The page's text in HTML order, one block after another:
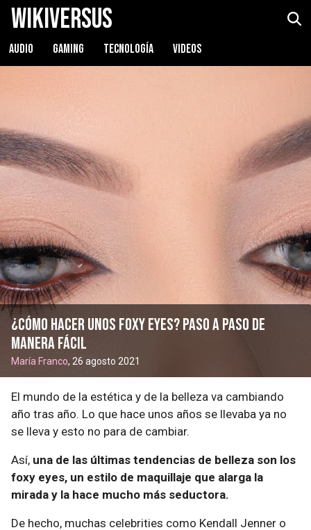
WikiVersus
AUDIO GAMING TECNOLOGÍA VIDEOS
¿Cómo hacer unos foxy eyes? Paso a paso de
manera fácil
María Franco, 26 agosto 2021
El mundo de la estética y de la belleza va cambiando
año tras año. Lo que hace unos años se llevaba ya no
se lleva y esto no para de cambiar.
Así, una de las últimas tendencias de belleza son los
foxy eyes, un estilo de maquillaje que alarga la
mirada y la hace mucho más seductora.
De hecho, muchas celebrities como Kendall Jenner o